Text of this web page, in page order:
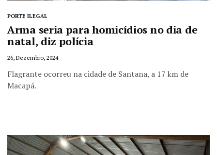
PORTE ILEGAL
Arma seria para homicídios no dia de
natal, diz polícia
26, Dezembro, 2024
Flagrante ocorreu na cidade de Santana, a 17 km de
Macapá.